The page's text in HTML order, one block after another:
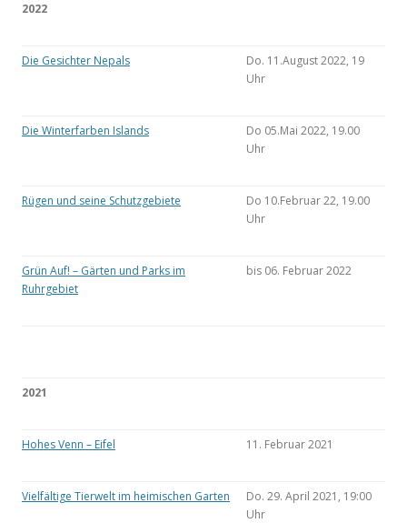
2022
Die Gesichter Nepals
Do. 11.August 2022, 19
Uhr
Die Winterfarben Islands
Do 05.Mai 2022, 19.00
Uhr
Rügen und seine Schutzgebiete
Do 10.Februar 22, 19.00
Uhr
Grün Auf! – Gärten und Parks im
Ruhrgebiet
bis 06. Februar 2022
2021
Hohes Venn – Eifel 11. Februar 2021
Vielfältige Tierwelt im heimischen Garten
Do. 29. April 2021, 19:00
Uhr